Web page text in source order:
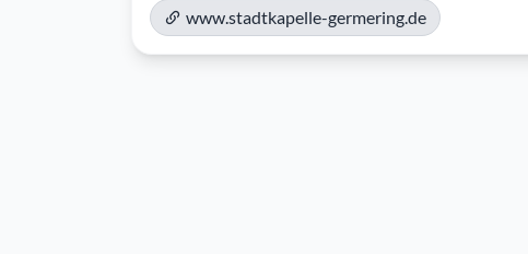
www.stadtkapelle-germering.de